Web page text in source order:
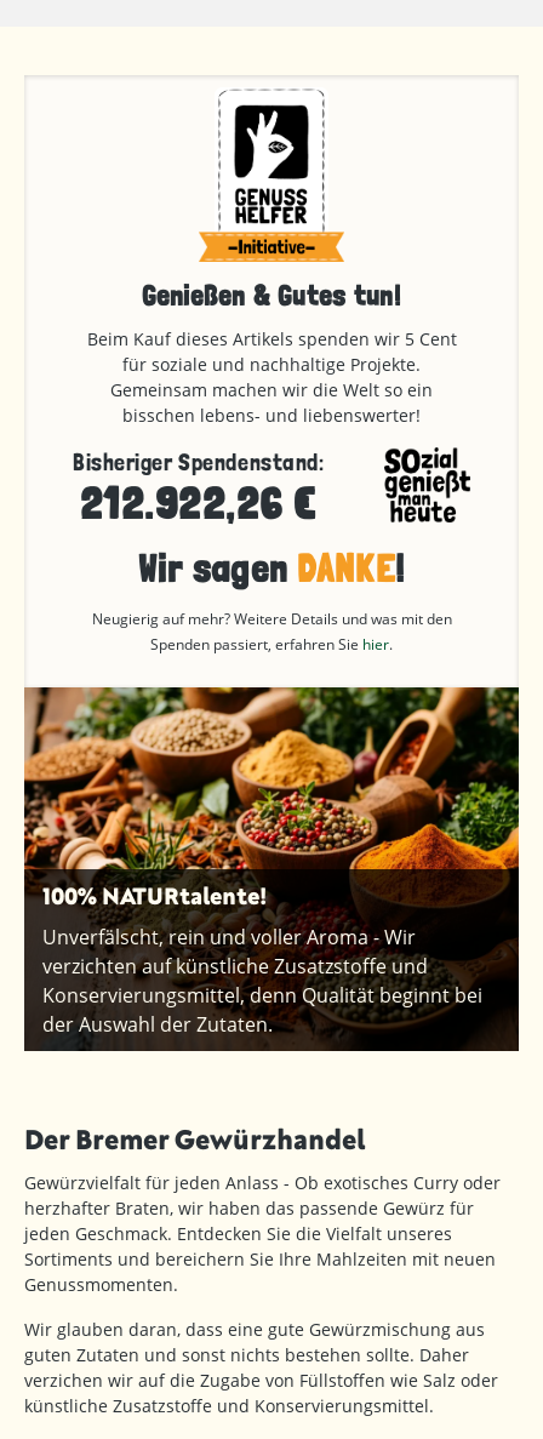
Genießen & Gutes tun!
Beim Kauf dieses Artikels spenden wir 5 Cent
für soziale und nachhaltige Projekte.
Gemeinsam machen wir die Welt so ein
bisschen lebens- und liebenswerter!
Bisheriger Spendenstand:
212.922,26 €
Wir sagen DANKE!
Neugierig auf mehr? Weitere Details und was mit den
Spenden passiert, erfahren Sie hier.
100% NATURtalente!
Unverfälscht, rein und voller Aroma - Wir
verzichten auf künstliche Zusatzstoffe und
Konservierungsmittel, denn Qualität beginnt bei
der Auswahl der Zutaten.
Der Bremer Gewürzhandel
Gewürzvielfalt für jeden Anlass - Ob exotisches Curry oder
herzhafter Braten, wir haben das passende Gewürz für
jeden Geschmack. Entdecken Sie die Vielfalt unseres
Sortiments und bereichern Sie Ihre Mahlzeiten mit neuen
Genussmomenten.
Wir glauben daran, dass eine gute Gewürzmischung aus
guten Zutaten und sonst nichts bestehen sollte. Daher
verzichen wir auf die Zugabe von Füllstoffen wie Salz oder
künstliche Zusatzstoffe und Konservierungsmittel.